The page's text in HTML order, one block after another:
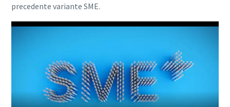
precedente variante SME.